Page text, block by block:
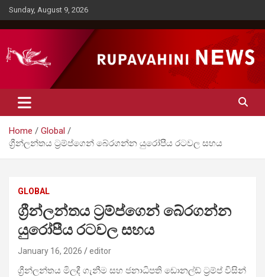
Skip
to
content
Sunday, August 9, 2026
Rupavahini News
Home
Global
ග්‍රීන්ලන්තය ට්‍රම්ප්ගෙන් බේරගන්න යුරෝපීය රටවල සහය
GLOBAL
ග්‍රීන්ලන්තය ට්‍රම්ප්ගෙන් බේරගන්න
යුරෝපීය රටවල සහය
January 16, 2026 editor
ග්‍රීන්ලන්තය මිලදී ගැනීම සහ ජනාධිපති ඩොනල්ඩ් ට්‍රම්ප් විසින්